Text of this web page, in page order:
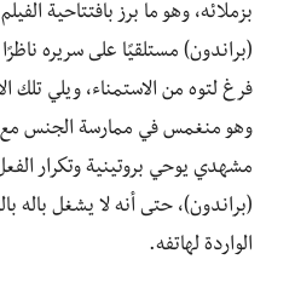
بزملائه، وهو ما برز بافتتاحية
(براندون) مستلقيًا على سريره
فرغ لتوه من الاستمناء، ويلي تلك
وهو منغمس في ممارسة الجنس مع
مشهدي يوحي بروتينية وتكرار
(براندون)، حتى أنه لا يشغل باله
الواردة لهاتفه.